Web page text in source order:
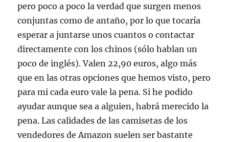
pero poco a poco la verdad que surgen menos
conjuntas como de antaño, por lo que tocaría
esperar a juntarse unos cuantos o contactar
directamente con los chinos (sólo hablan un
poco de inglés). Valen 22,90 euros, algo más
que en las otras opciones que hemos visto, pero
para mi cada euro vale la pena. Si he podido
ayudar aunque sea a alguien, habrá merecido la
pena. Las calidades de las camisetas de los
vendedores de Amazon suelen ser bastante